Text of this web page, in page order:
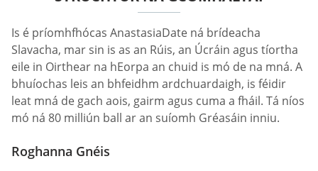
Is é príomhfhócas AnastasiaDate ná brídeacha
Slavacha, mar sin is as an Rúis, an Úcráin agus tíortha
eile in Oirthear na hEorpa an chuid is mó de na mná. A
bhuíochas leis an bhfeidhm ardchuardaigh, is féidir
leat mná de gach aois, gairm agus cuma a fháil. Tá níos
mó ná 80 milliún ball ar an suíomh Gréasáin inniu.
Roghanna Gnéis